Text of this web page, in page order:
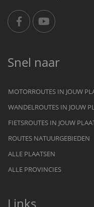
Snel naar
MOTORROUTES IN JOUW
WANDELROUTES IN JOUW
FIETSROUTES IN JOUW
ROUTES NATUURGEBIEDEN
ALLE PLAATSEN
ALLE PROVINCIES
Links